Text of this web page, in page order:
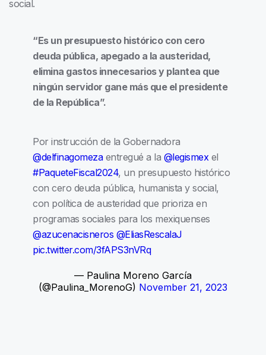
social.
“Es un presupuesto histórico con cero
deuda pública, apegado a la austeridad,
elimina gastos innecesarios y plantea que
ningún servidor gane más que el presidente
de la República”.
Por instrucción de la Gobernadora
@delfinagomezaentregué a la @legismex el
#PaqueteFiscal2024, un presupuesto histórico
con cero deuda pública, humanista y social,
con política de austeridad que prioriza en
programas sociales para los mexiquenses
@azucenacisneros @EliasRescalaJ
pic.twitter.com/3fAPS3nVRq
— Paulina Moreno García
(@Paulina_MorenoG) November 21, 2023